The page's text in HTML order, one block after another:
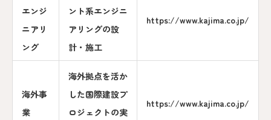
エンジ
ニアリ
ング
ント系エンジニ
アリングの設
計・施工
https://www.kajima.co.jp/
海外事
業
海外拠点を活か
した国際建設プ
ロジェクトの実
https://www.kajima.co.jp/